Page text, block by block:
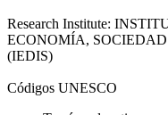
Research Institute:
ECONOMÍA,
(IEDIS)
Códigos UNESCO